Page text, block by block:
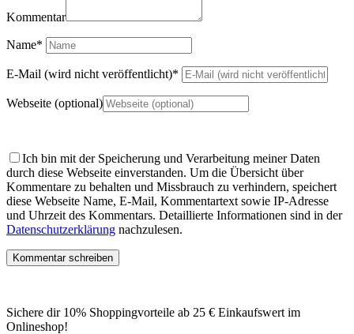
Kommentar
Name*
E-Mail (wird nicht veröffentlicht)*
Webseite (optional)
Ich bin mit der Speicherung und Verarbeitung meiner Daten
durch diese Webseite einverstanden. Um die Übersicht über
Kommentare zu behalten und Missbrauch zu verhindern, speichert
diese Webseite Name, E-Mail, Kommentartext sowie IP-Adresse
und Uhrzeit des Kommentars. Detaillierte Informationen sind in der
Datenschutzerklärung nachzulesen.
Sichere dir 10% Shoppingvorteile ab 25 € Einkaufswert im
Onlineshop!